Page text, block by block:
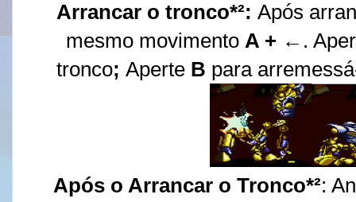
Arrancar o tronco*²: Após
mesmo movimento A + ←.
tronco; Aperte B para
Após o Arrancar o Tronco*²: